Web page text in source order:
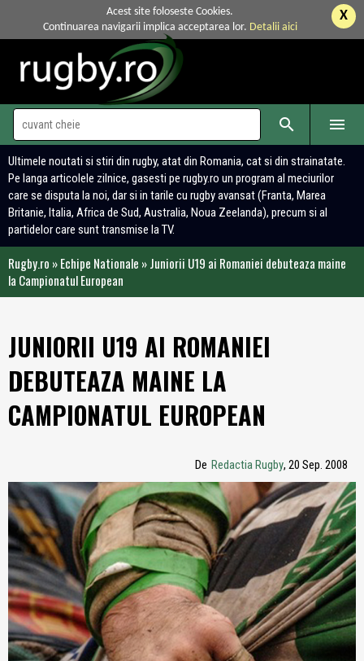
X
Acest site foloseste Cookies.
Continuarea navigarii implica acceptarea lor. Detalii aici
 
Ultimele noutati si stiri din rugby, atat din Romania, cat si din strainatate.
Pe langa articolele zilnice, gasesti pe rugby.ro un program al meciurilor
care se disputa la noi, dar si in tarile cu rugby avansat (Franta, Marea
Britanie, Italia, Africa de Sud, Australia, Noua Zeelanda), precum si al
partidelor care sunt transmise la TV.
Rugby.ro »Echipe Nationale »Juniorii U19 ai Romaniei debuteaza maine
la Campionatul European
JUNIORII U19 AI ROMANIEI
DEBUTEAZA MAINE LA
CAMPIONATUL EUROPEAN
De Redactia Rugby, 20 Sep. 2008